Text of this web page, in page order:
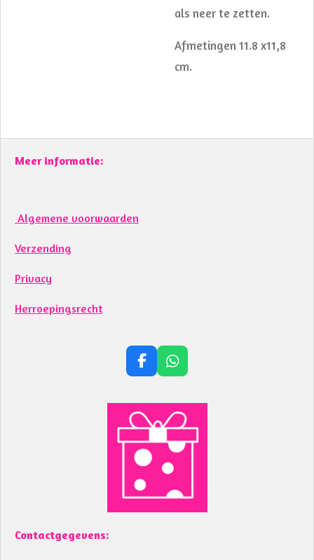
als neer te zetten.
Afmetingen 11.8 x11,8
cm.
Meer informatie:
Algemene voorwaarden
Verzending
Privacy
Herroepingsrecht
F
a
e
b
o
o
k
W
h
t
A
p
p
Contactgegevens: